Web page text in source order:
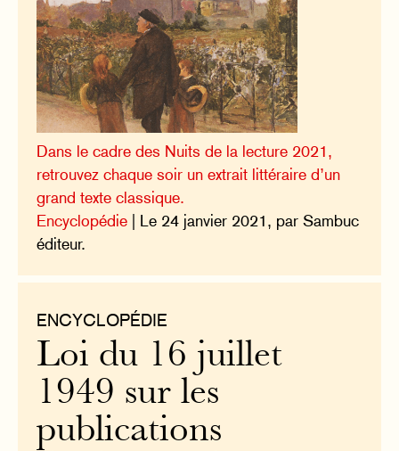
Dans le cadre des Nuits de la lecture 2021,
retrouvez chaque soir un extrait littéraire d’un
grand texte classique.
Encyclopédie | Le 24 janvier 2021, par Sambuc
éditeur.
ENCYCLOPÉDIE
Loi du 16 juillet
1949 sur les
publications